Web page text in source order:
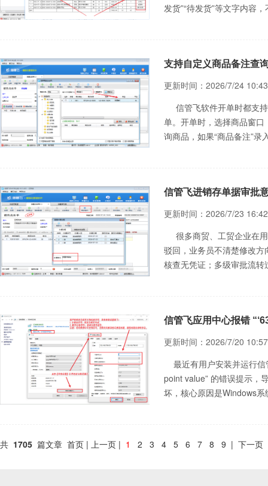
发货”“待发货”等文字内容
支持自定义商品备注查
更新时间：2026/7/24
信管飞软件开单时都支
单。开单时，选择商品窗
询商品，如果“商品备注”录
信管飞进销存单据审批
更新时间：2026/7/23
很多商贸、工贸企业在
驳回，业务员不清楚修改
核查无凭证；多级审批流
信管飞应用中心报错
更新时间：2026/7/20
最近有用户安装并运行信
point value” 的错误提示，
坏，核心原因是Windows
共 1705 篇文章 首页 | 上一页 | 1 2 3 4 5 6 7 8 9 | 下一页